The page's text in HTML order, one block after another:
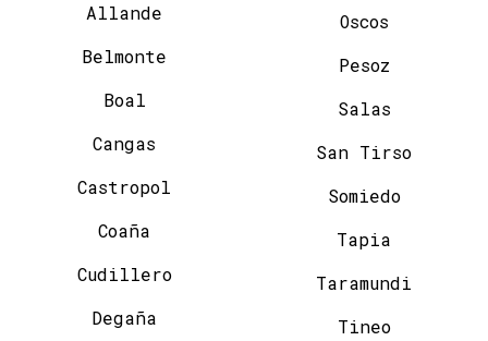
Allande
Belmonte
Boal
Cangas
Castropol
Coaña
Cudillero
Degaña
Oscos
Pesoz
Salas
San Tirso
Somiedo
Tapia
Taramundi
Tineo